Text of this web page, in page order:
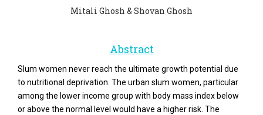
Mitali Ghosh & Shovan Ghosh
Abstract
Slum women never reach the ultimate growth potential due
to nutritional deprivation. The urban slum women, particular
among the lower income group with body mass index below
or above the normal level would have a higher risk. The